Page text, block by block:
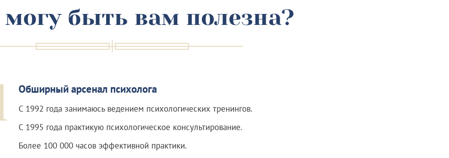
быть вам полезна?
Обширный арсенал психолога
С 1992 года занимаюсь ведением психологических тренингов.
С 1995 года практикую психологическое консультирование.
Более 100 000 часов эффективной практики.